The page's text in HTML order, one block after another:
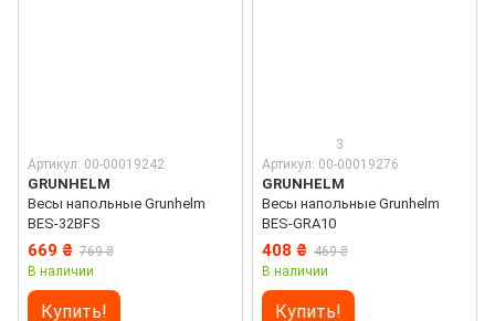
Артикул: 00-00019242
GRUNHELM
Весы напольные Grunhelm
BES-32BFS
669 ₴ 769 ₴
В наличии
Купить!
3
Артикул: 00-00019276
GRUNHELM
Весы напольные Grunhelm
BES-GRA10
408 ₴ 469 ₴
В наличии
Купить!